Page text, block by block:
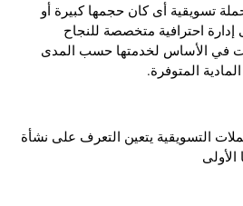
تسويقية أى كان حجمها كبيرة أو
احترافية متخصصة للنجاح
في الأساس لخدمتها حسب المدى
المتوفرة.
التسويقيةيتعين التعرف على نشأة